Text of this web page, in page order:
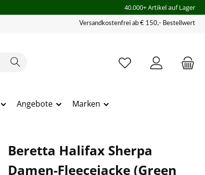
40.000+ Artikel auf Lager
Versandkostenfrei ab € 150,- Bestellwert
Angebote Marken
Beretta Halifax Sherpa
Damen-Fleecejacke (Green